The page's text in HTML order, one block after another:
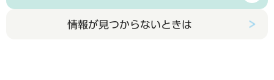
情報が見つからないときは